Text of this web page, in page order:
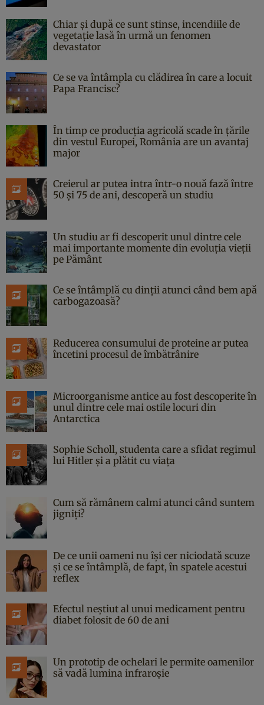
Chiar și după ce sunt stinse, incendiile de
vegetație lasă în urmă un fenomen
devastator
Ce se va întâmpla cu clădirea în care a locuit
Papa Francisc?
În timp ce producția agricolă scade în țările
din vestul Europei, România are un avantaj
major
Creierul ar putea intra într-o nouă fază între
50 și 75 de ani, descoperă un studiu
Un studiu ar fi descoperit unul dintre cele
mai importante momente din evoluția vieții
pe Pământ
Ce se întâmplă cu dinții atunci când bem apă
carbogazoasă?
Reducerea consumului de proteine ar putea
încetini procesul de îmbătrânire
Microorganisme antice au fost descoperite în
unul dintre cele mai ostile locuri din
Antarctica
Sophie Scholl, studenta care a sfidat regimul
lui Hitler și a plătit cu viața
Cum să rămânem calmi atunci când suntem
jigniți?
De ce unii oameni nu își cer niciodată scuze
și ce se întâmplă, de fapt, în spatele acestui
reflex
Efectul neștiut al unui medicament pentru
diabet folosit de 60 de ani
Un prototip de ochelari le permite oamenilor
să vadă lumina infraroșie